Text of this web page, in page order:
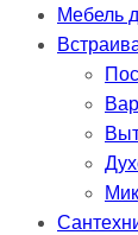
Мебель